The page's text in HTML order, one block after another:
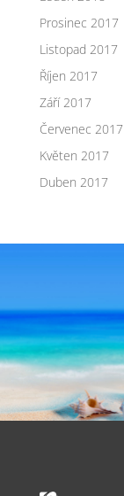
Prosinec 2017
Listopad 2017
Říjen 2017
Září 2017
Červenec 2017
Květen 2017
Duben 2017